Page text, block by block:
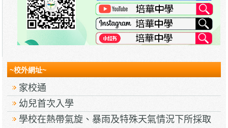
~校外網址~
家校通
幼兒首次入學
學校在熱帶氣旋、暴雨及特殊天氣情況下所採取